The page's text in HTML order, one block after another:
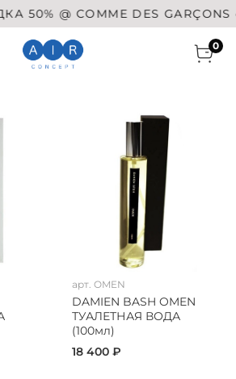
COMME DES GARÇONS @
0
арт. OMEN
DAMIEN BASH OMEN
ТУАЛЕТНАЯ ВОДА
(100мл)
18 400 ₽